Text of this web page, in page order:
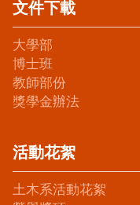
文件下載
大學部
博士班
教師部份
獎學金辦法
活動花絮
土木系活動花絮